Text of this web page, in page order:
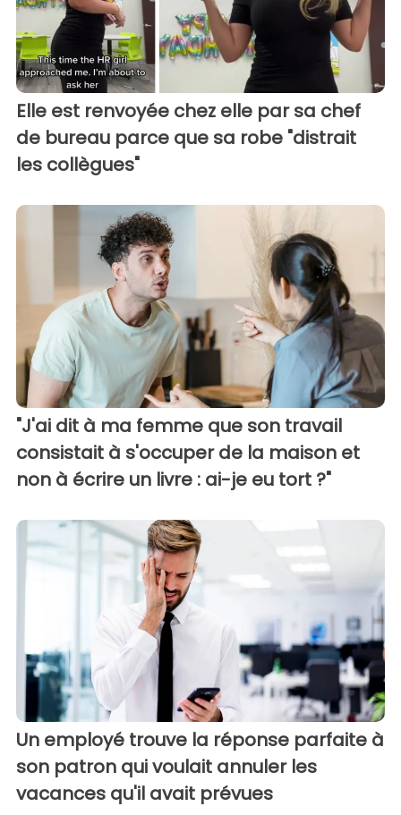
Elle est renvoyée chez elle par sa chef
de bureau parce que sa robe "distrait
les collègues"
"J'ai dit à ma femme que son travail
consistait à s'occuper de la maison et
non à écrire un livre : ai-je eu tort ?"
Un employé trouve la réponse parfaite à
son patron qui voulait annuler les
vacances qu'il avait prévues